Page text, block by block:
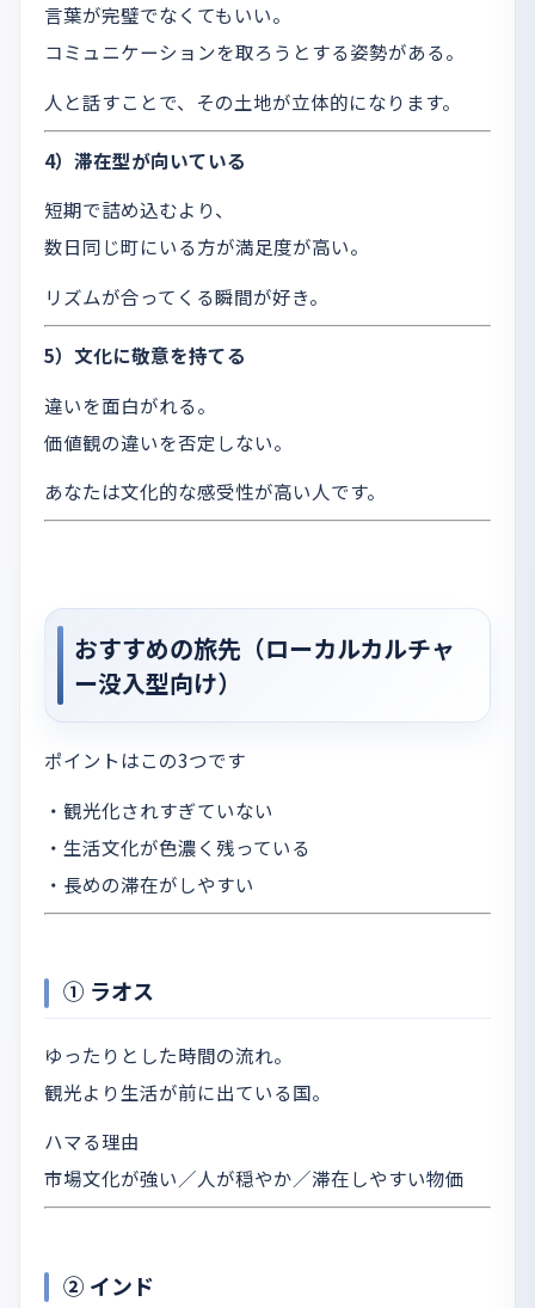
言葉が完璧でなくてもいい。
コミュニケーションを取ろうとする姿勢がある。
人と話すことで、その土地が立体的になります。
4）滞在型が向いている
短期で詰め込むより、
数日同じ町にいる方が満足度が高い。
リズムが合ってくる瞬間が好き。
5）文化に敬意を持てる
違いを面白がれる。
価値観の違いを否定しない。
あなたは文化的な感受性が高い人です。
おすすめの旅先（ローカルカルチャ
ー没入型向け）
ポイントはこの3つです
・観光化されすぎていない
・生活文化が色濃く残っている
・長めの滞在がしやすい
① ラオス
ゆったりとした時間の流れ。
観光より生活が前に出ている国。
ハマる理由
市場文化が強い／人が穏やか／滞在しやすい物価
② インド